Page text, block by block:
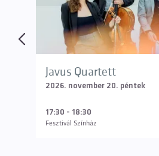
Javus Quartett
2026. november 20. péntek
17:30 - 18:30
Fesztivál Színház